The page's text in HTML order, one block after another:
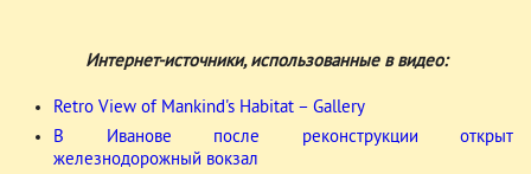
Интернет-источники, использованные в видео:
Retro View of Mankind's Habitat – Gallery
В Иванове после реконструкции открыт
железнодорожный вокзал